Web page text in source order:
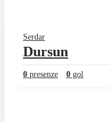
Serdar
Dursun
0 presenze 0 gol